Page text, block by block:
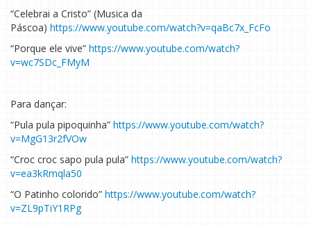
“Celebrai a Cristo” (Musica da
Páscoa) https://www.youtube.com/watch?v=qaBc7x_FcFo
“Porque ele vive” https://www.youtube.com/watch?
v=wc7SDc_FMyM
Para dançar:
“Pula pula pipoquinha” https://www.youtube.com/watch?
v=MgG13r2fVOw
“Croc croc sapo pula pula” https://www.youtube.com/watch?
v=ea3kRmqla50
“O Patinho colorido” https://www.youtube.com/watch?
v=ZL9pTiY1RPg